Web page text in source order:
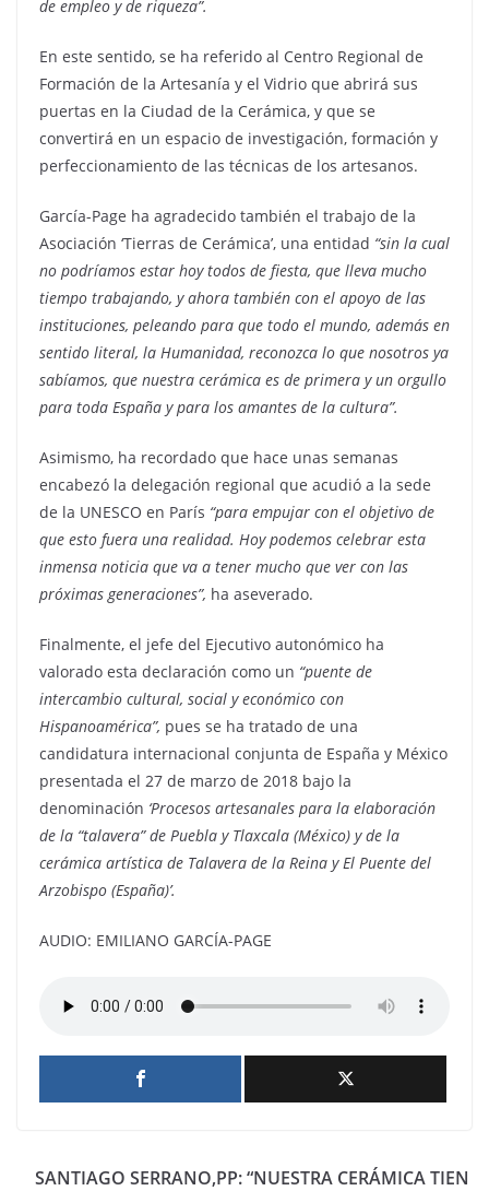
de empleo y de riqueza”.
En este sentido, se ha referido al Centro Regional de
Formación de la Artesanía y el Vidrio que abrirá sus
puertas en la Ciudad de la Cerámica, y que se
convertirá en un espacio de investigación, formación y
perfeccionamiento de las técnicas de los artesanos.
García-Page ha agradecido también el trabajo de la
Asociación ‘Tierras de Cerámica’, una entidad “sin la cual
no podríamos estar hoy todos de fiesta, que lleva mucho
tiempo trabajando, y ahora también con el apoyo de las
instituciones, peleando para que todo el mundo, además en
sentido literal, la Humanidad, reconozca lo que nosotros ya
sabíamos, que nuestra cerámica es de primera y un orgullo
para toda España y para los amantes de la cultura”.
Asimismo, ha recordado que hace unas semanas
encabezó la delegación regional que acudió a la sede
de la UNESCO en París “para empujar con el objetivo de
que esto fuera una realidad. Hoy podemos celebrar esta
inmensa noticia que va a tener mucho que ver con las
próximas generaciones”, ha aseverado.
Finalmente, el jefe del Ejecutivo autonómico ha
valorado esta declaración como un “puente de
intercambio cultural, social y económico con
Hispanoamérica”, pues se ha tratado de una
candidatura internacional conjunta de España y México
presentada el 27 de marzo de 2018 bajo la
denominación ‘Procesos artesanales para la elaboración
de la “talavera” de Puebla y Tlaxcala (México) y de la
cerámica artística de Talavera de la Reina y El Puente del
Arzobispo (España)’.
AUDIO: EMILIANO GARCÍA-PAGE
SANTIAGO SERRANO,PP: “NUESTRA CERÁMICA TIEN